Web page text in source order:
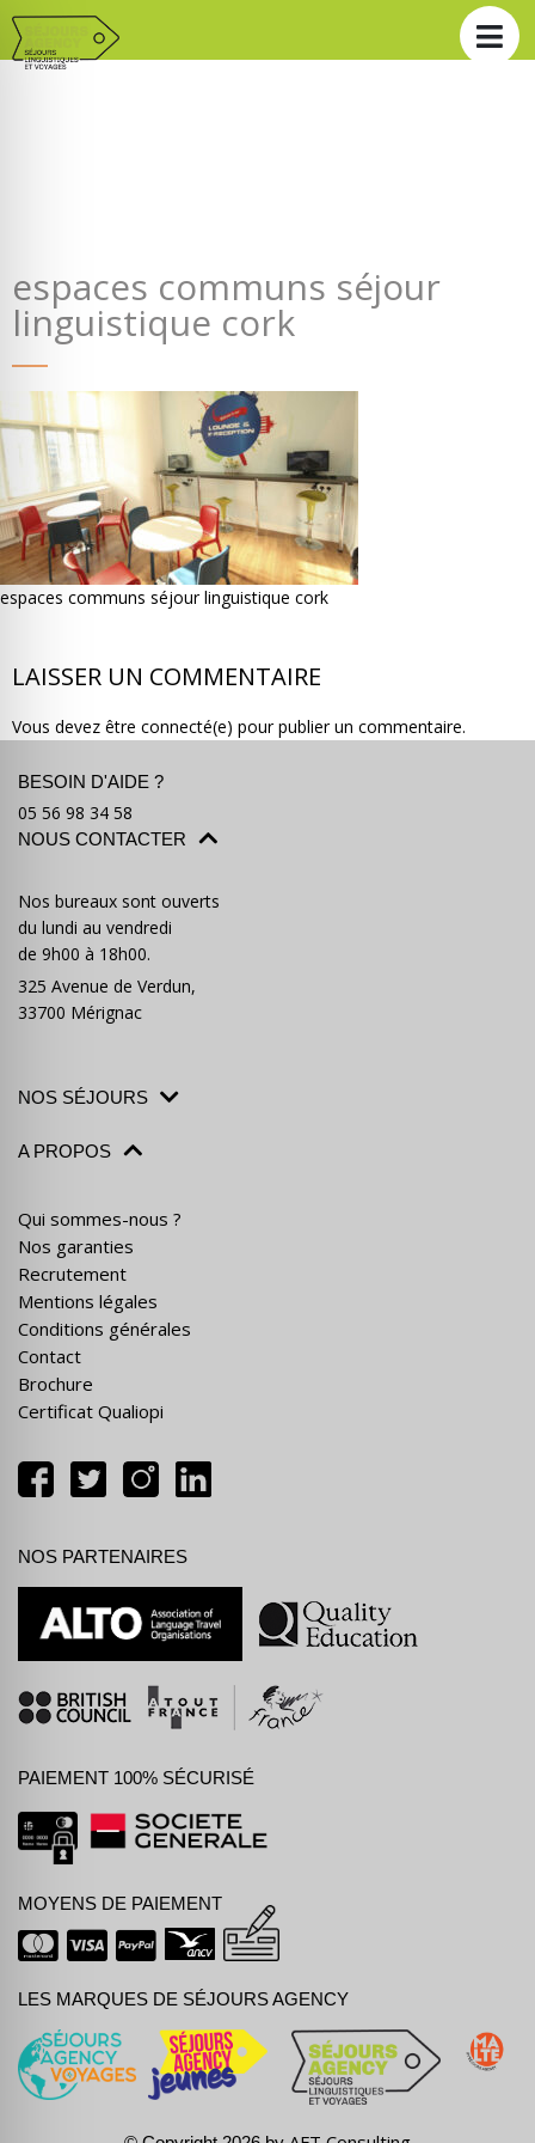
espaces communs séjour
linguistique cork
espaces communs séjour linguistique cork
LAISSER UN COMMENTAIRE
Vous devez être connecté(e) pour publier un commentaire.
BESOIN D'AIDE ?
05 56 98 34 58
NOUS CONTACTER
Nos bureaux sont ouverts
du lundi au vendredi
de 9h00 à 18h00.
325 Avenue de Verdun,
33700 Mérignac
NOS SÉJOURS
A PROPOS
Qui sommes-nous ?
Nos garanties
Recrutement
Mentions légales
Conditions générales
Contact
Brochure
Certificat Qualiopi
NOS PARTENAIRES
PAIEMENT 100% SÉCURISÉ
MOYENS DE PAIEMENT
LES MARQUES DE SÉJOURS AGENCY